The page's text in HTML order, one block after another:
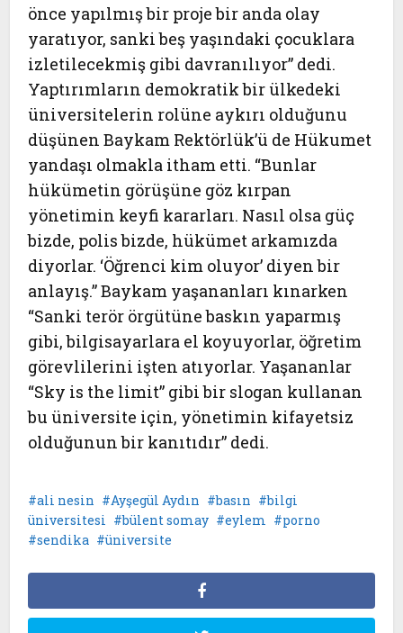
önce yapılmış bir proje bir anda olay
yaratıyor, sanki beş yaşındaki çocuklara
izletilecekmiş gibi davranılıyor” dedi.
Yaptırımların demokratik bir ülkedeki
üniversitelerin rolüne aykırı olduğunu
düşünen Baykam Rektörlük’ü de Hükumet
yandaşı olmakla itham etti. “Bunlar
hükümetin görüşüne göz kırpan
yönetimin keyfi kararları. Nasıl olsa güç
bizde, polis bizde, hükümet arkamızda
diyorlar. ‘Öğrenci kim oluyor’ diyen bir
anlayış.” Baykam yaşananları kınarken
“Sanki terör örgütüne baskın yaparmış
gibi, bilgisayarlara el koyuyorlar, öğretim
görevlilerini işten atıyorlar. Yaşananlar
“Sky is the limit” gibi bir slogan kullanan
bu üniversite için, yönetimin kifayetsiz
olduğunun bir kanıtıdır” dedi.
ali nesin Ayşegül Aydın basın
bilgi
üniversitesi
bülent somay eylem
porno
sendika
üniversite